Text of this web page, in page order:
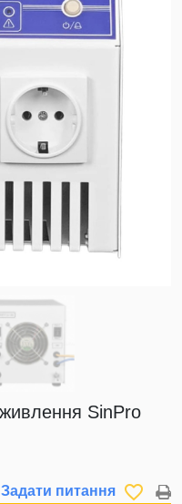
SinPro
питання favorite_border